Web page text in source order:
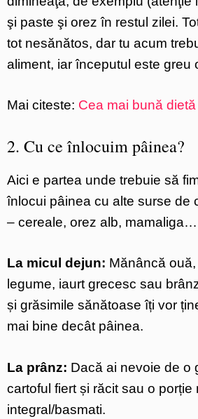
şi paste şi orez în restul zilei.
tot nesănătos, dar tu acum
aliment, iar începutul este greu
Mai citeste: Cea mai bună
2. Cu ce înlocuim pâinea?
Aici e partea unde trebuie să
înlocui pâinea cu alte surse de
– cereale, orez alb,
La micul dejun: Mănâncă
legume, iaurt grecesc sau
și grăsimile sănătoase îți vor
mai bine decât pâinea.
La prânz: Dacă ai nevoie de o
cartoful fiert și răcit sau o porție
integral/basmati.